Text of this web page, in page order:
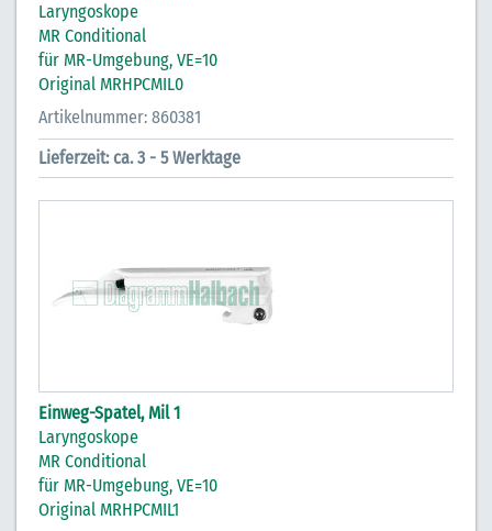
Laryngoskope
MR Conditional
für MR-Umgebung, VE=10
Original MRHPCMIL0
Artikelnummer: 860381
Lieferzeit: ca. 3 - 5 Werktage
Einweg-Spatel, Mil 1
Laryngoskope
MR Conditional
für MR-Umgebung, VE=10
Original MRHPCMIL1